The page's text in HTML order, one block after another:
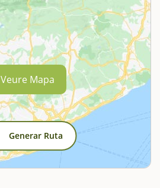
Generar Ruta
Veure Mapa